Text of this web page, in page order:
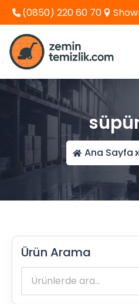
(0850) 220 60 70
Ana Sayfa
Ürün Arama
Ara: